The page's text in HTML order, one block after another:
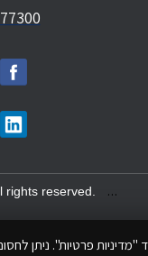
פרטיות". ניתן
...
reserved.